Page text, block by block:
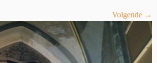
Volgende →